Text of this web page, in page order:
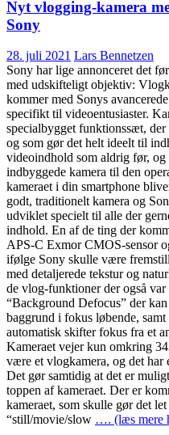
Nyt vlogging-kamera
Sony
28. juli 2021 Lars Bennetzen
Sony har lige annonceret det
med udskifteligt objektiv:
kommer med Sonys
specifikt til videoentusiaster.
specialbygget funktionssæt,
og som gør det helt ideelt til
videoindhold som aldrig før,
indbyggede kamera til den
kameraet i din smartphone
godt, traditionelt kamera og
udviklet specielt til alle der
indhold. En af de ting der
APS-C Exmor CMOS-sensor
ifølge Sony skulle være
med detaljerede tekstur og
de vlog-funktioner der også
“Background Defocus” der
baggrund i fokus løbende,
automatisk skifter fokus fra et
Kameraet vejer kun omkring
være et vlogkamera, og det har
Det gør samtidig at det er
toppen af kameraet. Der er
kameraet, som skulle gør det
“still/movie/slow …. (læs mere